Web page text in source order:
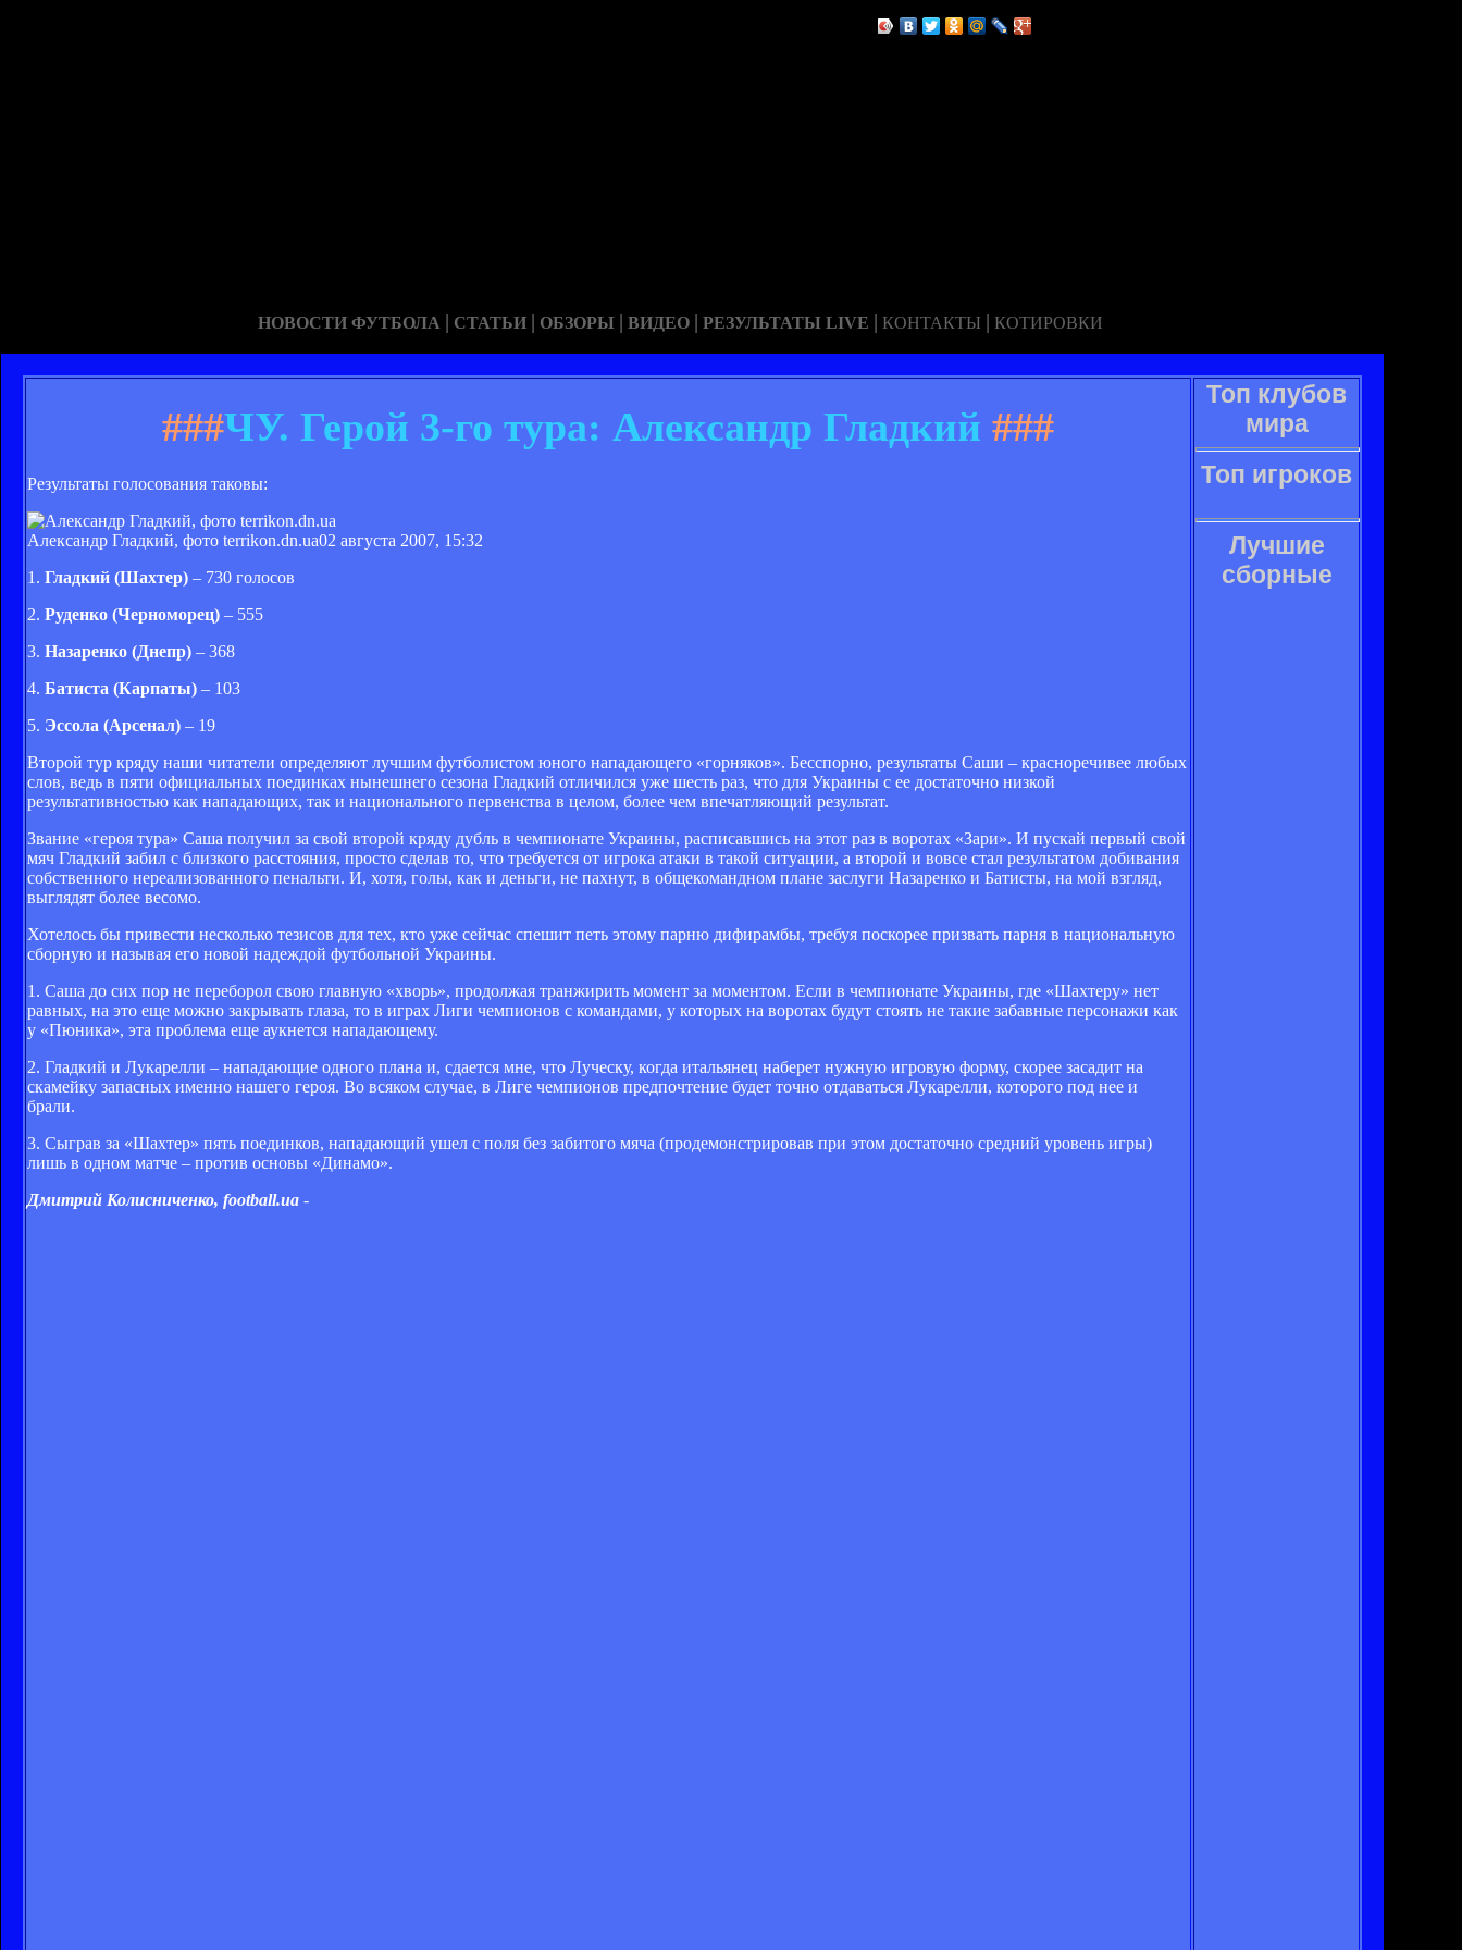
НОВОСТИ ФУТБОЛА | СТАТЬИ | ОБЗОРЫ | ВИДЕО | РЕЗУЛЬТАТЫ LIVE | КОНТАКТЫ | КОТИРОВКИ
###ЧУ. Герой 3-го тура: Александр Гладкий ###
Результаты голосования таковы:
Александр Гладкий, фото terrikon.dn.ua02 августа 2007, 15:32
1. Гладкий (Шахтер) – 730 голосов
2. Руденко (Черноморец) – 555
3. Назаренко (Днепр) – 368
4. Батиста (Карпаты) – 103
5. Эссола (Арсенал) – 19
Второй тур кряду наши читатели определяют лучшим футболистом юного нападающего «горняков». Бесспорно, результаты Саши – красноречивее любых
слов, ведь в пяти официальных поединках нынешнего сезона Гладкий отличился уже шесть раз, что для Украины с ее достаточно низкой
результативностью как нападающих, так и национального первенства в целом, более чем впечатляющий результат.
Звание «героя тура» Саша получил за свой второй кряду дубль в чемпионате Украины, расписавшись на этот раз в воротах «Зари». И пускай первый свой
мяч Гладкий забил с близкого расстояния, просто сделав то, что требуется от игрока атаки в такой ситуации, а второй и вовсе стал результатом добивания
собственного нереализованного пенальти. И, хотя, голы, как и деньги, не пахнут, в общекомандном плане заслуги Назаренко и Батисты, на мой взгляд,
выглядят более весомо.
Хотелось бы привести несколько тезисов для тех, кто уже сейчас спешит петь этому парню дифирамбы, требуя поскорее призвать парня в национальную
сборную и называя его новой надеждой футбольной Украины.
1. Саша до сих пор не переборол свою главную «хворь», продолжая транжирить момент за моментом. Если в чемпионате Украины, где «Шахтеру» нет
равных, на это еще можно закрывать глаза, то в играх Лиги чемпионов с командами, у которых на воротах будут стоять не такие забавные персонажи как
у «Пюника», эта проблема еще аукнется нападающему.
2. Гладкий и Лукарелли – нападающие одного плана и, сдается мне, что Луческу, когда итальянец наберет нужную игровую форму, скорее засадит на
скамейку запасных именно нашего героя. Во всяком случае, в Лиге чемпионов предпочтение будет точно отдаваться Лукарелли, которого под нее и
брали.
3. Сыграв за «Шахтер» пять поединков, нападающий ушел с поля без забитого мяча (продемонстрировав при этом достаточно средний уровень игры)
лишь в одном матче – против основы «Динамо».
Дмитрий Колисниченко, football.ua -
Топ клубов
мира
Топ игроков
Лучшие
сборные